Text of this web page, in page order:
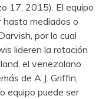
17, 2015). El equipo
hasta mediados o
por lo cual
lideren la rotación
el venezolano
de A.J. Griffin,
equipo puede ser